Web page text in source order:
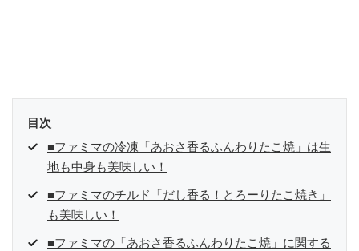
目次
■ファミマの冷凍「あおさ香るふんわりたこ焼」は生
地も中身も美味しい！
■ファミマのチルド「だし香る！とろーりたこ焼き」
も美味しい！
■ファミマの「あおさ香るふんわりたこ焼」に関する